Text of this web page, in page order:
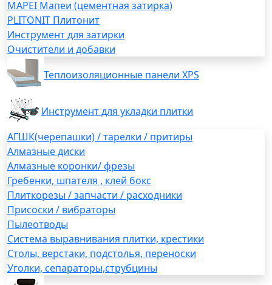
MAPEI Мапеи (цементная затирка)
PLITONIT Плитонит
Инструмент для затирки
Очистители и добавки
Теплоизоляционные панели XPS
Инструмент для укладки плитки
АГШК(черепашки) / тарелки / притиры
Алмазные диски
Алмазные коронки/ фрезы
Гребенки, шпателя , клей бокс
Плиткорезы / запчасти / расходники
Присоски / вибраторы
Пылеотводы
Система выравнивания плитки, крестики
Столы, верстаки, подстолья, переноски
Уголки, сепараторы,струбцины